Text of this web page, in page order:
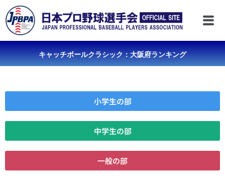
キャッチボールクラシック：大阪府ランキング
小学生の部
中学生の部
一般の部